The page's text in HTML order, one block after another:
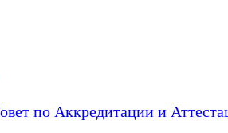
по Аккредитации и